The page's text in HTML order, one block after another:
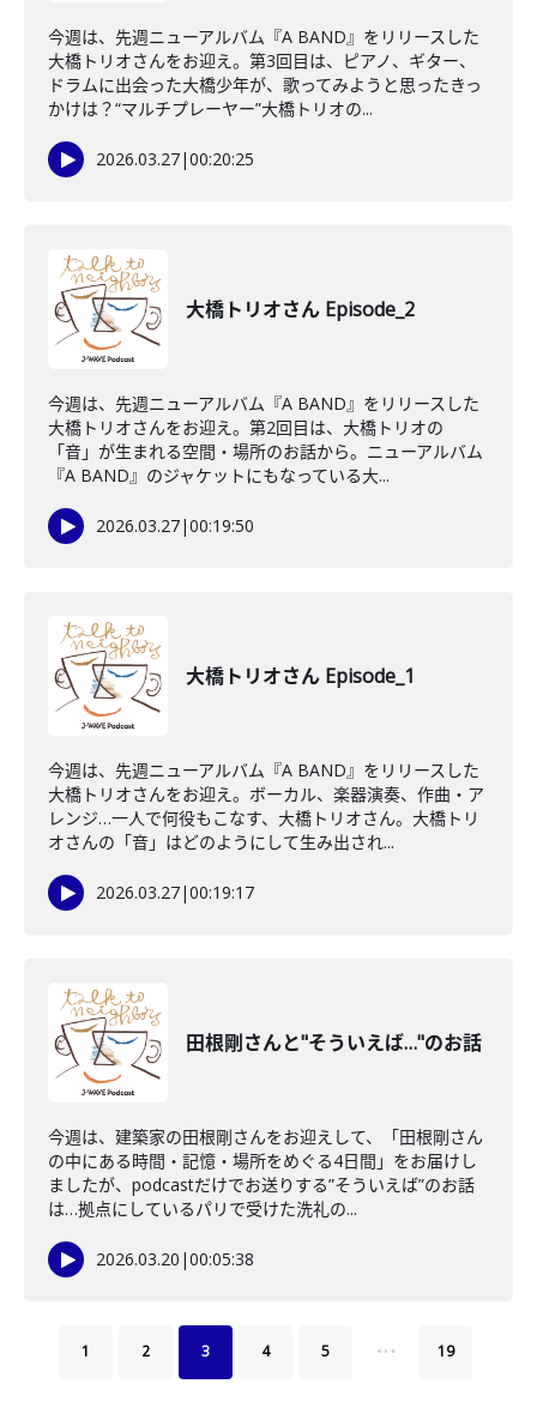
今週は、先週ニューアルバム『A BAND』をリリースした
大橋トリオさんをお迎え。第3回目は、ピアノ、ギター、
ドラムに出会った大橋少年が、歌ってみようと思ったきっ
かけは？“マルチプレーヤー”大橋トリオの...
2026.03.27|00:20:25
大橋トリオさん Episode_2
今週は、先週ニューアルバム『A BAND』をリリースした
大橋トリオさんをお迎え。第2回目は、大橋トリオの
「音」が生まれる空間・場所のお話から。ニューアルバム
『A BAND』のジャケットにもなっている大...
2026.03.27|00:19:50
大橋トリオさん Episode_1
今週は、先週ニューアルバム『A BAND』をリリースした
大橋トリオさんをお迎え。ボーカル、楽器演奏、作曲・ア
レンジ…一人で何役もこなす、大橋トリオさん。大橋トリ
オさんの「音」はどのようにして生み出され...
2026.03.27|00:19:17
田根剛さんと"そういえば…"のお話
今週は、建築家の田根剛さんをお迎えして、「田根剛さん
の中にある時間・記憶・場所をめぐる4日間」をお届けし
ましたが、podcastだけでお送りする”そういえば”のお話
は…拠点にしているパリで受けた洗礼の...
2026.03.20 |00:05:38
1 2 3 4 5 … 19